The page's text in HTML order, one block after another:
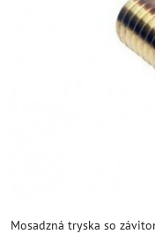
Mosadzná tryska so